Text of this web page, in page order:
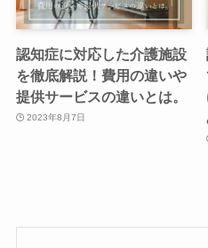
認知症に対応した介護施設
を徹底解説！費用の違いや
提供サービスの違いとは。
2023年8月7日